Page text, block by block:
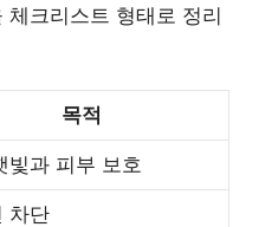
크리스트 형태로 정리
목적
빛과 피부 보호
차단